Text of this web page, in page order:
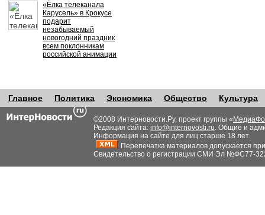
«Ёлка телеканала
Карусель» в Крокусе
подарит
незабываемый
новогодний праздник
всем поклонникам
российской анимации
Главное Политика Экономика Общество Культура
©2008 Интерновости.Ру, проект группы «
Редакция сайта: info@internovosti.ru. Общие и
Информация на сайте для лиц старше 18 лет.
Перепечатка материалов допускается
Свидетельство о регистрации СМИ Эл №ФС77-